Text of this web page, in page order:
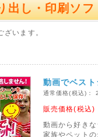
出し・印刷ソフ
ざいます。
動画でベス
通常価格(税込)：
販売価格(税込
動画から好き
家族やペット